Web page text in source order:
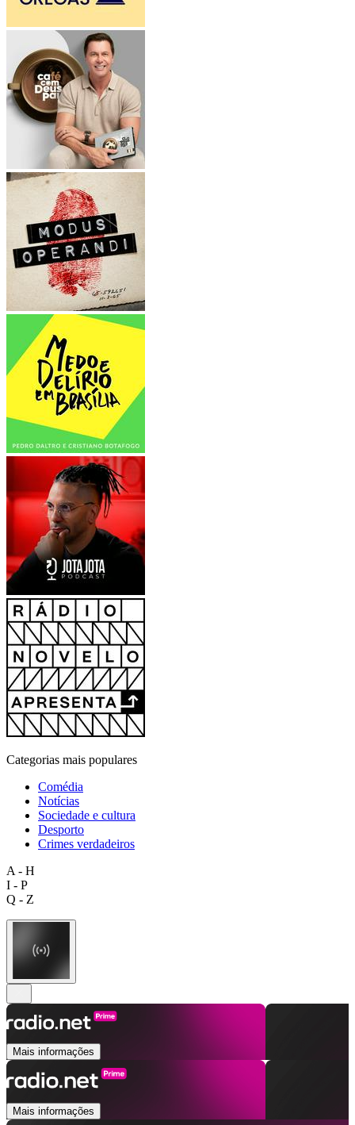
Categorias mais populares
Comédia
Notícias
Sociedade e cultura
Desporto
Crimes verdadeiros
A - H
I - P
Q - Z
Mais informações
Mais informações